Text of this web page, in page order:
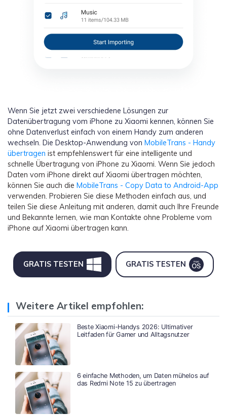
Wenn Sie jetzt zwei verschiedene Lösungen zur
Datenübertragung vom iPhone zu Xiaomi kennen, können Sie
ohne Datenverlust einfach von einem Handy zum anderen
wechseln. Die Desktop-Anwendung von MobileTrans - Handy
übertragen ist empfehlenswert für eine intelligente und
schnelle Übertragung von iPhone zu Xiaomi. Wenn Sie jedoch
Daten vom iPhone direkt auf Xiaomi übertragen möchten,
können Sie auch die MobileTrans - Copy Data to Android-App
verwenden. Probieren Sie diese Methoden einfach aus, und
teilen Sie diese Anleitung mit anderen, damit auch Ihre Freunde
und Bekannte lernen, wie man Kontakte ohne Probleme vom
iPhone auf Xiaomi übertragen kann.
GRATIS TESTEN GRATIS TESTEN
Weitere Artikel empfohlen:
Beste Xiaomi-Handys 2026: Ultimativer
Leitfaden für Gamer und Alltagsnutzer
6 einfache Methoden, um Daten mühelos auf
das Redmi Note 15 zu übertragen